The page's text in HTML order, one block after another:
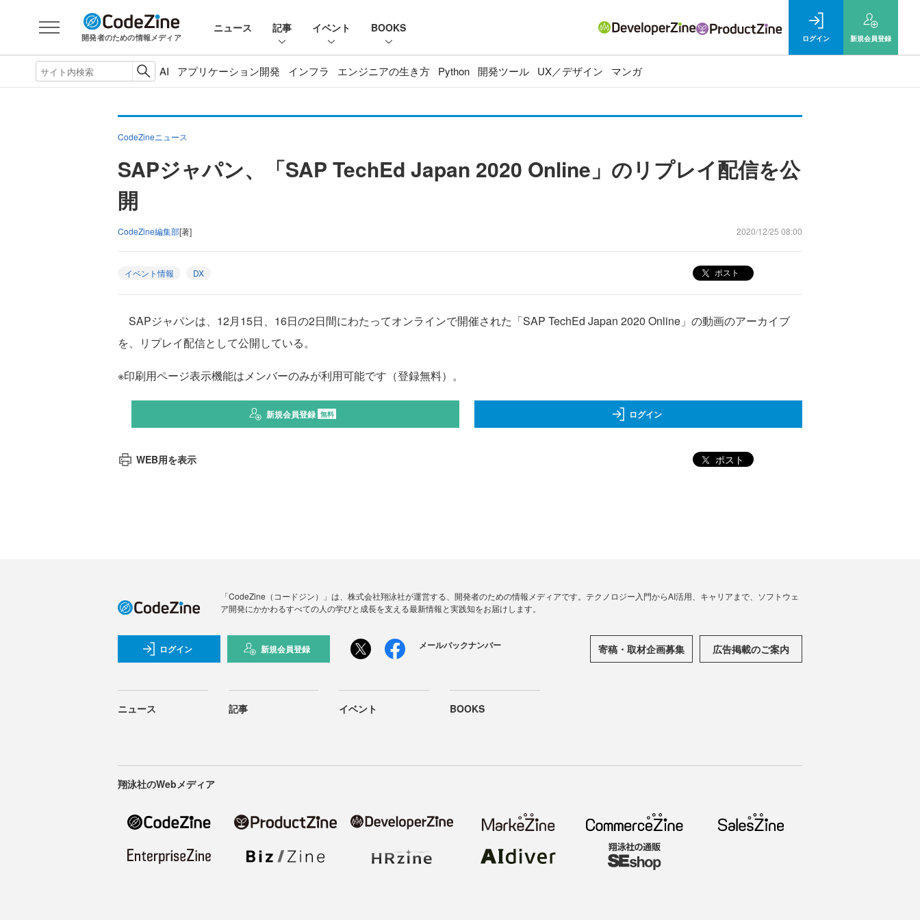
開発者のための情報メディア
ニュース 記事 イベント BOOKS
ログイン 新規会員登録
AI アプリケーション開発 インフラ エンジニアの生き方 Python 開発ツール UX／デザイン マンガ
CodeZineニュース
SAPジャパン、「SAP TechEd Japan 2020 Online」のリプレイ配信を公
開
CodeZine編集部[著] 2020/12/25 08:00
イベント情報 DX ポスト
SAPジャパンは、12月15日、16日の2日間にわたってオンラインで開催された「SAP TechEd Japan 2020 Online」の動画のアーカイブ
を、リプレイ配信として公開している。
※印刷用ページ表示機能はメンバーのみが利用可能です（登録無料）。
新規会員登録 無料 ログイン
WEB用を表示 ポスト
「CodeZine（コードジン）」は、株式会社翔泳社が運営する、開発者のための情報メディアです。テクノロジー入門からAI活用、キャリアまで、ソフトウェ
ア開発にかかわるすべての人の学びと成長を支える最新情報と実践知をお届けします。
ログイン 新規会員登録 メールバックナンバー 寄稿・取材企画募集 広告掲載のご案内
ニュース 記事 イベント BOOKS
翔泳社のWebメディア